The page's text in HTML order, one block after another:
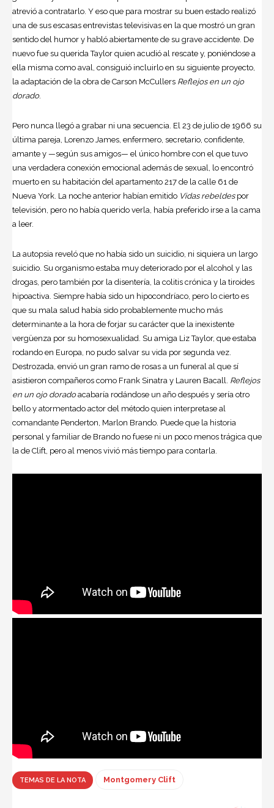
atrevió a contratarlo. Y eso que para mostrar su buen estado realizó
una de sus escasas entrevistas televisivas en la que mostró un gran
sentido del humor y habló abiertamente de su grave accidente. De
nuevo fue su querida Taylor quien acudió al rescate y, poniéndose a
ella misma como aval, consiguió incluirlo en su siguiente proyecto,
la adaptación de la obra de Carson McCullers Reflejos en un ojo
dorado.
Pero nunca llegó a grabar ni una secuencia. El 23 de julio de 1966 su
última pareja, Lorenzo James, enfermero, secretario, confidente,
amante y —según sus amigos— el único hombre con el que tuvo
una verdadera conexión emocional además de sexual, lo encontró
muerto en su habitación del apartamento 217 de la calle 61 de
Nueva York. La noche anterior habían emitido Vidas rebeldespor
televisión, pero no había querido verla, había preferido irse a la cama
a leer.
La autopsia reveló que no había sido un suicidio, ni siquiera un largo
suicidio. Su organismo estaba muy deteriorado por el alcohol y las
drogas, pero también por la disentería, la colitis crónica y la tiroides
hipoactiva. Siempre había sido un hipocondríaco, pero lo cierto es
que su mala salud había sido probablemente mucho más
determinante a la hora de forjar su carácter que la inexistente
vergüenza por su homosexualidad. Su amiga Liz Taylor, que estaba
rodando en Europa, no pudo salvar su vida por segunda vez.
Destrozada, envió un gran ramo de rosas a un funeral al que sí
asistieron compañeros como Frank Sinatra y Lauren Bacall. Reflejos
en un ojo doradoacabaría rodándose un año después y sería otro
bello y atormentado actor del método quien interpretase al
comandante Penderton, Marlon Brando. Puede que la historia
personal y familiar de Brando no fuese ni un poco menos trágica que
la de Clift, pero al menos vivió más tiempo para contarla.
TEMAS DE LA NOTA Montgomery Clift